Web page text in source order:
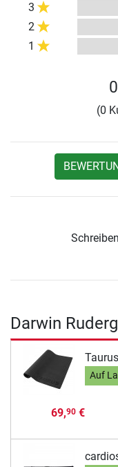
3
2
1
0
(0
Darwin
Auf
69,90€